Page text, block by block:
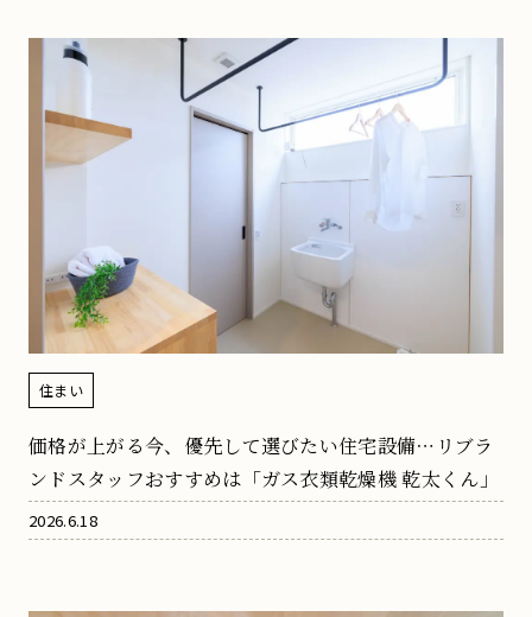
住まい
価格が上がる今、優先して選びたい住宅設備⋯リブラ
ンドスタッフおすすめは「ガス衣類乾燥機 乾太くん」
2026.6.18